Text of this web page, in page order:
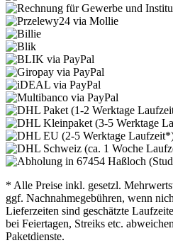
* Alle Preise inkl. gesetzl.
ggf. Nachnahmegebühren, wenn
Lieferzeiten sind geschätzte
bei Feiertagen, Streiks etc.
Paketdienste.